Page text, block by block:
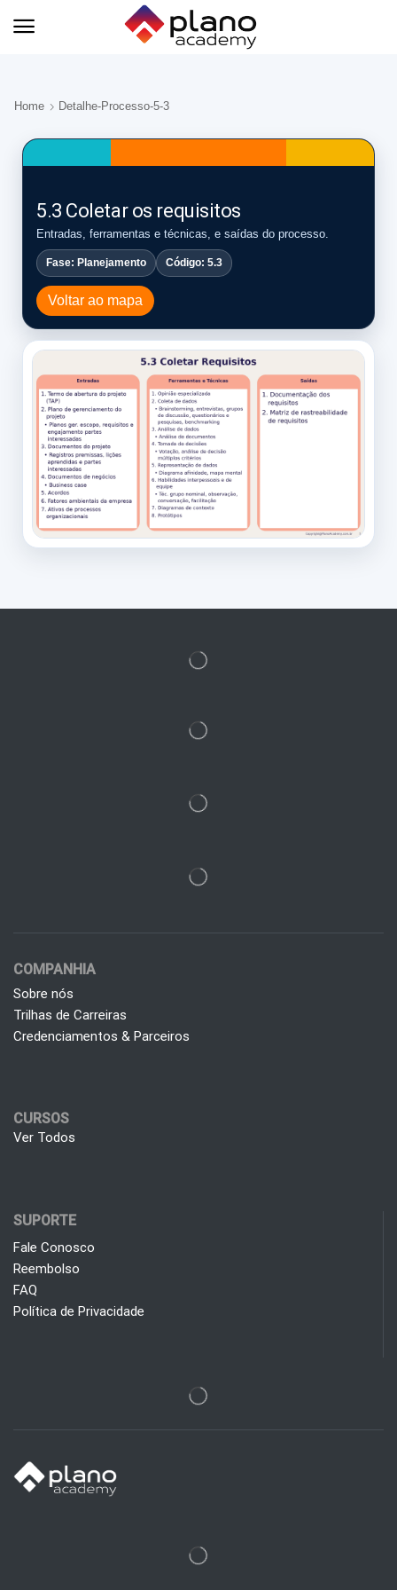
Home Detalhe-Processo-5-3
5.3 Coletar os requisitos
Entradas, ferramentas e técnicas, e saídas do processo.
Fase: Planejamento Código: 5.3
Voltar ao mapa
COMPANHIA
Sobre nós
Trilhas de Carreiras
Credenciamentos & Parceiros
CURSOS
Ver Todos
SUPORTE
Fale Conosco
Reembolso
FAQ
Política de Privacidade